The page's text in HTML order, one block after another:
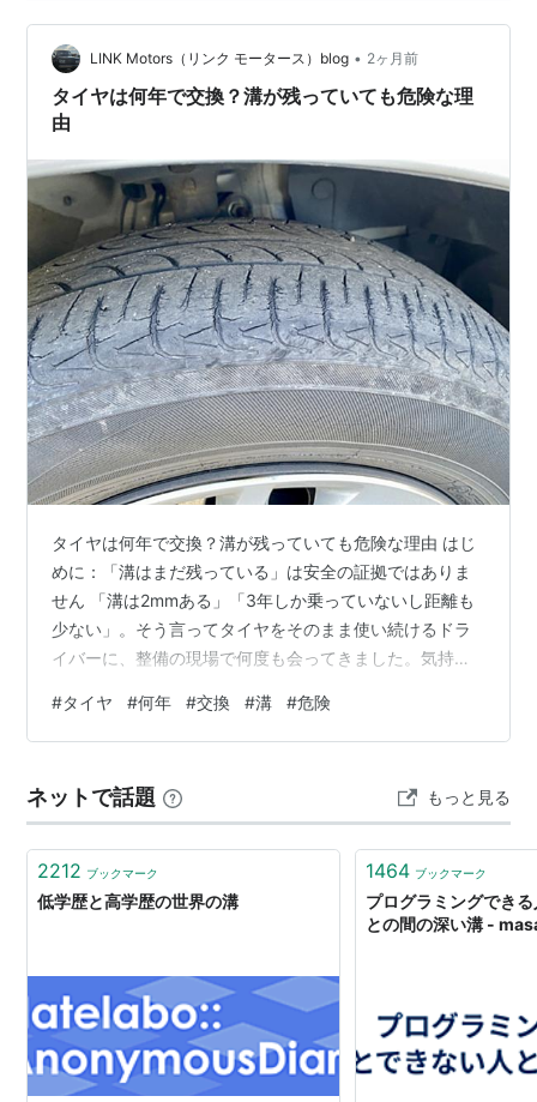
LINK Motors（リンク モータース）blog • 2ヶ月前
タイヤは何年で交換？溝が残っていても危険な理
由
タイヤは何年で交換？溝が残っていても危険な理由 はじ
めに：「溝はまだ残っている」は安全の証拠ではありま
せん 「溝は2mmある」「3年しか乗っていないし距離も
少ない」。そう言ってタイヤをそのまま使い続けるドラ
イバーに、整備の現場で何度も会ってきました。気持ち
しようとは思わない。でも、タイヤの危険性は溝の深さ
だけで決まりません。ゴム自体が年月で劣化するという
ム・スチール・ナイロンが組み合わさった複合構造体で
す。そのゴムは、走行距離とは無関係に、熱・紫外線・
酸素・オゾンによって時間をかけて硬くなってい…
#タイヤ #何年 #交換 #溝 #危険
ネットで話題 もっと見る
2212 ブックマーク
低学歴と高学歴の世界の溝
1464 ブックマーク
プログラミングでき
との間の深い溝 -